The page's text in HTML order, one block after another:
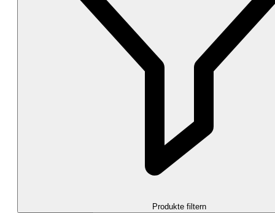
Produkte filtern